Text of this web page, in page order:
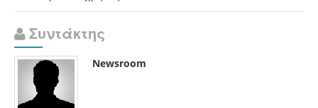
Συντάκτης
Newsroom